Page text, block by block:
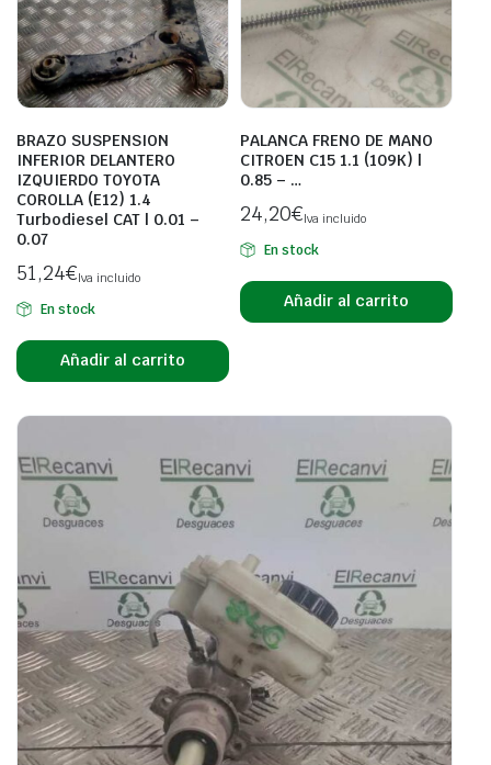
BRAZO SUSPENSION
INFERIOR DELANTERO
IZQUIERDO TOYOTA
COROLLA (E12) 1.4
Turbodiesel CAT | 0.01 –
0.07
51,24€Iva incluido
En stock
Añadir al carrito
PALANCA FRENO DE MANO
CITROEN C15 1.1 (109K) |
0.85 – …
24,20€Iva incluido
En stock
Añadir al carrito